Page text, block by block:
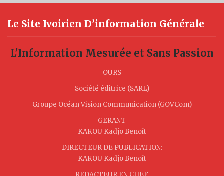
Le Site Ivoirien D’information Générale
L'Information Mesurée et Sans Passion
OURS
Société éditrice (SARL)
Groupe Océan Vision Communication (GOVCom)
GERANT
KAKOU Kadjo Benoît
DIRECTEUR DE PUBLICATION:
KAKOU Kadjo Benoît